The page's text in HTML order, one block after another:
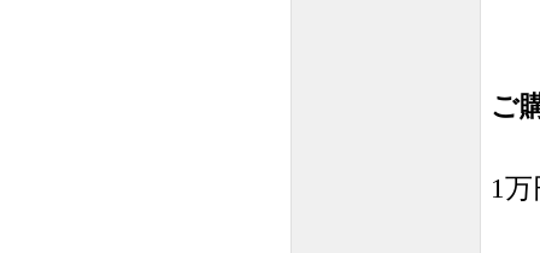
ご
1